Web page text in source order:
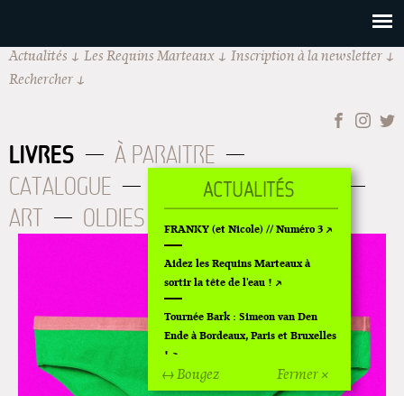
Actualités Les Requins Marteaux
Inscription à la newsletter
Rechercher
LIVRES
À PARAITRE
CATALOGUE
AUTEURS
BD CUL
ART
OLDIES ÉPUISÉS
Fermer ×
↔ Bougez
FRANKY (et Nicole) // Numéro 3
Aidez les Requins Marteaux à
sortir la tête de l'eau !
Tournée Bark : Simeon van Den
Ende à Bordeaux, Paris et Bruxelles
!
Off Of Off d'Angoulême 2024